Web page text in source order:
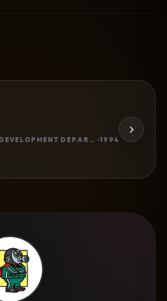
SQUARE OSAKA DEVELOPMENT DEPARTMENT 1994